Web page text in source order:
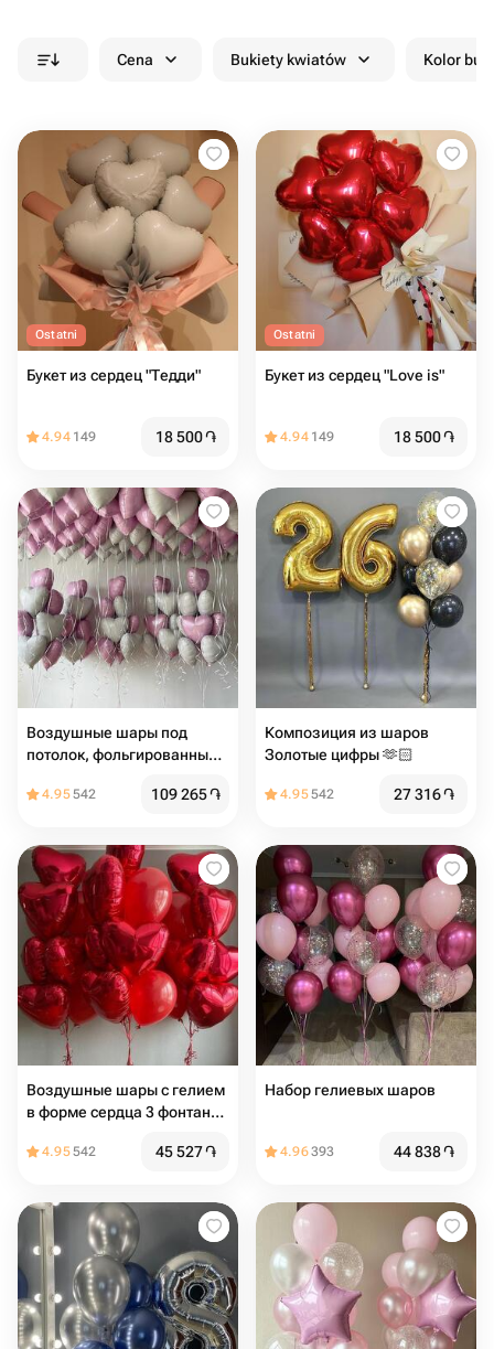
Cena Bukiety kwiatów Kolor
Ostatni
Букет из сердец "Тедди"
4.94 149 18 500֏
Ostatni
Букет из сердец "Love is"
4.94 149 18 500֏
Воздушные шары под
потолок, фольгированные
сердца
4.95542 109 265֏
Композиция из шаров
Золотые цифры 🫶🏻
4.95542 27 316֏
Воздушные шары с гелием
в форме сердца 3 фонтана
4.95542 45 527֏
Набор гелиевых шаров
4.96393 44 838֏